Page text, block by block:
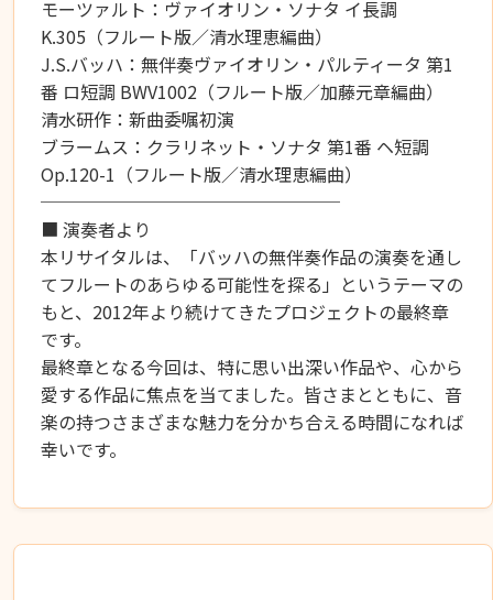
モーツァルト：ヴァイオリン・ソナタ イ長調
K.305（フルート版／清水理恵編曲）
J.S.バッハ：無伴奏ヴァイオリン・パルティータ 第1
番 ロ短調 BWV1002（フルート版／加藤元章編曲）
清水研作：新曲委嘱初演
ブラームス：クラリネット・ソナタ 第1番 ヘ短調
Op.120-1（フルート版／清水理恵編曲）
─────────────────
■ 演奏者より
本リサイタルは、「バッハの無伴奏作品の演奏を通し
てフルートのあらゆる可能性を探る」というテーマの
もと、2012年より続けてきたプロジェクトの最終章
です。
最終章となる今回は、特に思い出深い作品や、心から
愛する作品に焦点を当てました。皆さまとともに、音
楽の持つさまざまな魅力を分かち合える時間になれば
幸いです。